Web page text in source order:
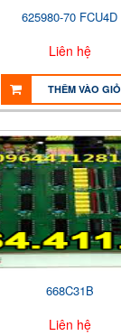
625980-70 FCU4D
Liên hệ
THÊM VÀO GIỎ
668C31B
Liên hệ